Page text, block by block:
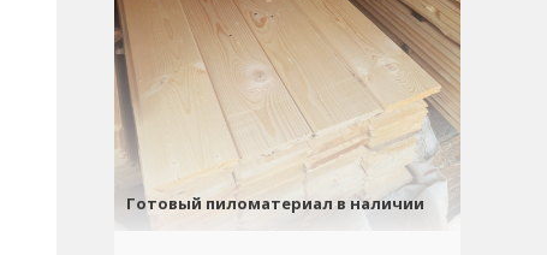
Готовый пиломатериал в наличии